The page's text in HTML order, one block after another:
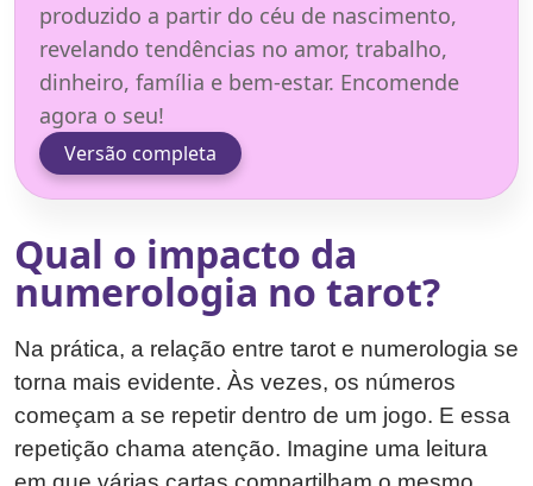
produzido a partir do céu de nascimento,
revelando tendências no amor, trabalho,
dinheiro, família e bem-estar. Encomende
agora o seu!
Versão completa
Qual o impacto da
numerologia no tarot?
Na prática, a relação entre tarot e numerologia se
torna mais evidente. Às vezes, os números
começam a se repetir dentro de um jogo. E essa
repetição chama atenção. Imagine uma leitura